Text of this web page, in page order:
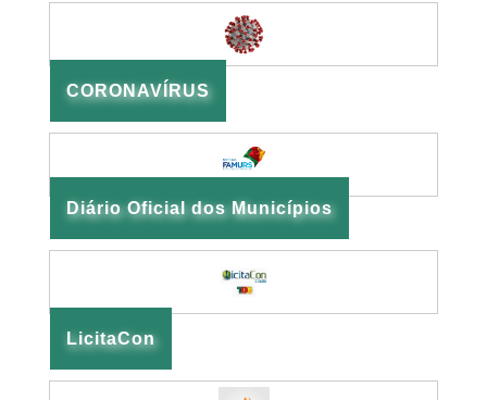
CORONAVÍRUS
Diário Oficial dos Municípios
LicitaCon